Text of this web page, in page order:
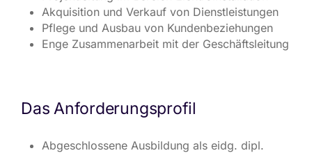
Akquisition und Verkauf von Dienstleistungen
Pflege und Ausbau von Kundenbeziehungen
Enge Zusammenarbeit mit der Geschäftsleitung
Das Anforderungsprofil
Abgeschlossene Ausbildung als eidg. dipl.